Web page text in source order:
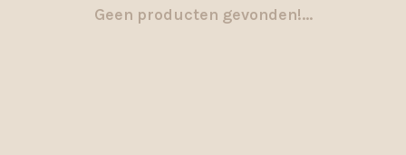
Geen producten gevonden!...